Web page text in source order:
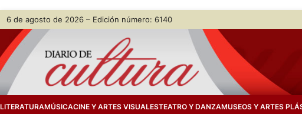
Saltar
contenido
Skip
content
6 de agosto de 2026 – Edición número: 6140
LITERATURAMÚSICACINE Y ARTES VISUALESTEATRO Y DANZAMUSEOS Y ARTES